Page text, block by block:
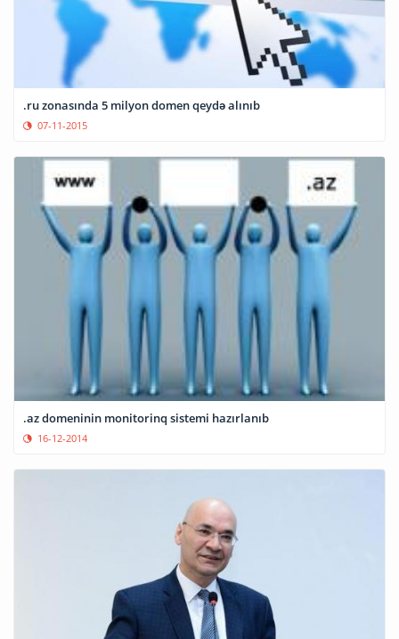
.ru zonasında 5 milyon domen qeydə alınıb
07-11-2015
.az domeninin monitorinq sistemi hazırlanıb
16-12-2014